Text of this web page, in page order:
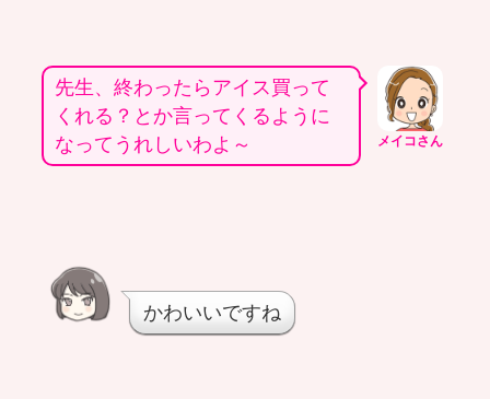
メイコさん
先生、終わったらアイス買って
くれる？とか言ってくるように
なってうれしいわよ～
かわいいですね